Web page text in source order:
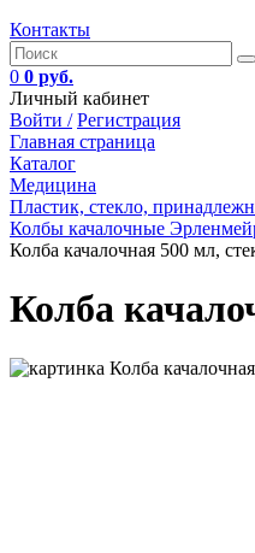
Контакты
0 0 руб.
Личный кабинет
Войти / Регистрация
Главная страница
Каталог
Медицина
Пластик, стекло,
Колбы качалочные
Колба качалочная 500 мл,
Колба